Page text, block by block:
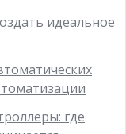
идеальное
где